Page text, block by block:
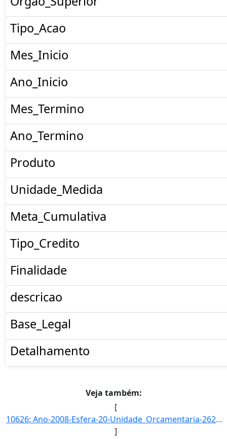
Tipo_Acao
Mes_Inicio
Ano_Inicio
Mes_Termino
Ano_Termino
Produto
Unidade_Medida
Meta_Cumulativa
Tipo_Credito
Finalidade
descricao
Base_Legal
Detalhamento
Veja também:
[
10626: Ano-2008-Esfera-20-Unidade_Orcamentaria-26298-Funcao-12-SubFuncao-306-Programa-1061-Acao-0513-Locali]
]